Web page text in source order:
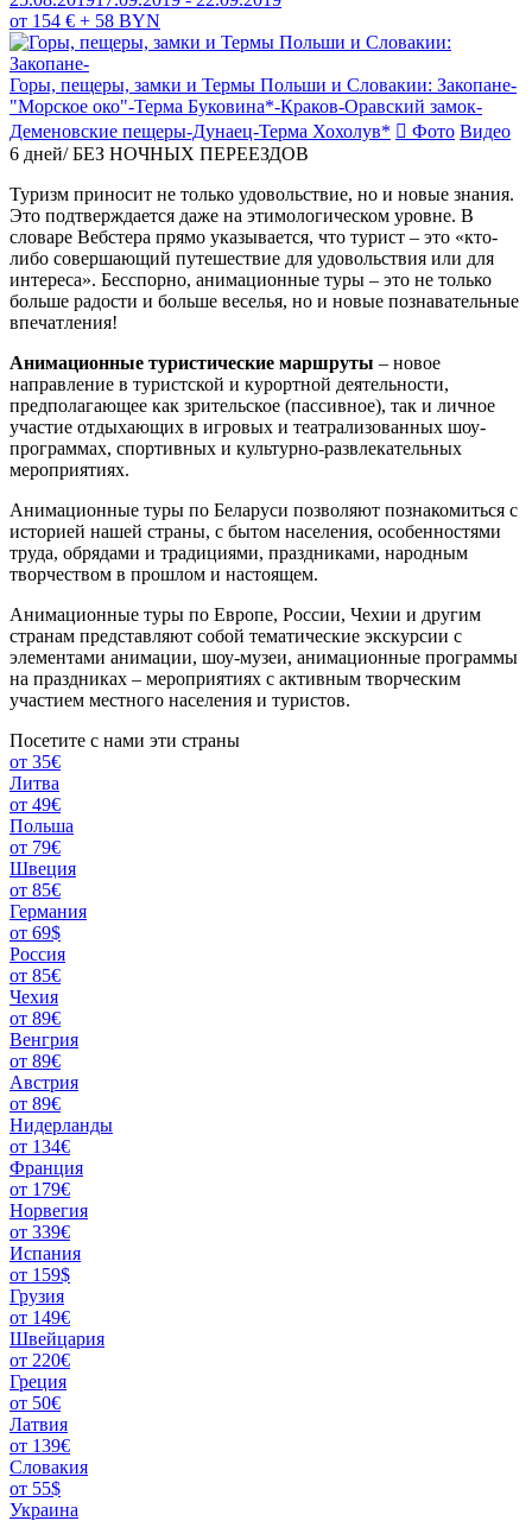
от 154 € + 58 BYN
Горы, пещеры, замки и Термы Польши и Словакии: Закопане-
"Морское око"-Терма Буковина*-Краков-Оравский замок-
Деменовские пещеры-Дунаец-Терма Хохолув*
Фото Видео
6 дней/ БЕЗ НОЧНЫХ ПЕРЕЕЗДОВ
Туризм приносит не только удовольствие, но и новые знания.
Это подтверждается даже на этимологическом уровне. В
словаре Вебстера прямо указывается, что турист – это «кто-
либо совершающий путешествие для удовольствия или для
интереса». Бесспорно, анимационные туры – это не только
больше радости и больше веселья, но и новые познавательные
впечатления!
Анимационные туристические маршруты – новое
направление в туристской и курортной деятельности,
предполагающее как зрительское (пассивное), так и личное
участие отдыхающих в игровых и театрализованных шоу-
программах, спортивных и культурно-развлекательных
мероприятиях.
Анимационные туры по Беларуси позволяют познакомиться с
историей нашей страны, с бытом населения, особенностями
труда, обрядами и традициями, праздниками, народным
творчеством в прошлом и настоящем.
Анимационные туры по Европе, России, Чехии и другим
странам представляют собой тематические экскурсии с
элементами анимации, шоу-музеи, анимационные программы
на праздниках – мероприятиях с активным творческим
участием местного населения и туристов.
Посетите с нами эти страны
от 35€
Литва
от 49€
Польша
от 79€
Швеция
от 85€
Германия
от 69$
Россия
от 85€
Чехия
от 89€
Венгрия
от 89€
Австрия
от 89€
Нидерланды
от 134€
Франция
от 179€
Норвегия
от 339€
Испания
от 159$
Грузия
от 149€
Швейцария
от 220€
Греция
от 50€
Латвия
от 139€
Словакия
от 55$
Украина